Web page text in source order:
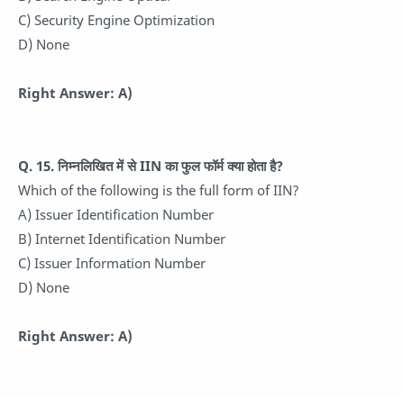
C) Security Engine Optimization
D) None
Right Answer: A)
Q. 15. निम्नलिखित में से IIN का फुल फॉर्म क्या होता है?
Which of the following is the full form of IIN?
A) Issuer Identification Number
B) Internet Identification Number
C) Issuer Information Number
D) None
Right Answer: A)